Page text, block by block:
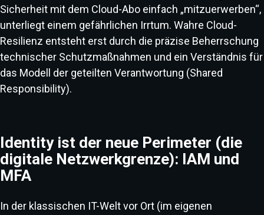
Sicherheit mit dem Cloud-Abo einfach „mitzuerwerben“,
unterliegt einem gefährlichen Irrtum. Wahre Cloud-
Resilienz entsteht erst durch die präzise Beherrschung
technischer Schutzmaßnahmen und ein Verständnis für
das Modell der geteilten Verantwortung (Shared
Responsibility).
Identity ist der neue Perimeter (die
digitale Netzwerkgrenze): IAM und
MFA
In der klassischen IT-Welt vor Ort (im eigenen